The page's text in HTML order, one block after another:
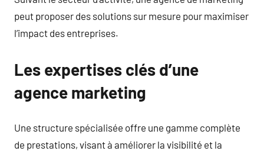
peut proposer des solutions sur mesure pour maximiser
l’impact des entreprises.
Les expertises clés d’une
agence marketing
Une structure spécialisée offre une gamme complète
de prestations, visant à améliorer la visibilité et la